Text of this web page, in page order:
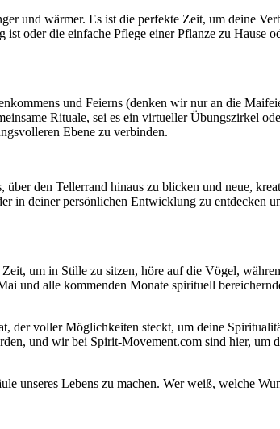
und wärmer. Es ist die perfekte Zeit, um deine
oder die einfache Pflege einer Pflanze zu Hause
und Feierns (denken wir nur an die
Rituale, sei es ein virtueller Übungszirkel
Ebene zu verbinden.
den Tellerrand hinaus zu blicken und neue,
in deiner persönlichen Entwicklung zu entdecken
um in Stille zu sitzen, höre auf die Vögel,
und alle kommenden Monate spirituell
der voller Möglichkeiten steckt, um deine
und wir bei Spirit-Movement.com sind hier, um
unseres Lebens zu machen. Wer weiß, welche